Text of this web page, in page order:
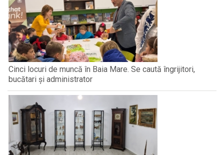
Cinci locuri de muncă în Baia Mare. Se caută îngrijitori,
bucătari și administrator